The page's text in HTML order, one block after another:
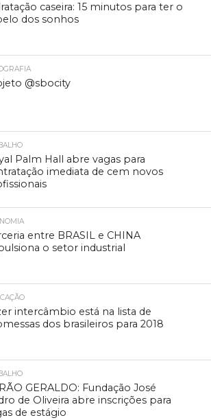
caseira: 15 minutos para ter o
dos sonhos
@sbocity
Palm Hall abre vagas para
imediata de cem novos
entre BRASIL e CHINA
o setor industrial
intercâmbio está na lista de
dos brasileiros para 2018
GERALDO: Fundação José
de Oliveira abre inscrições para
de estágio